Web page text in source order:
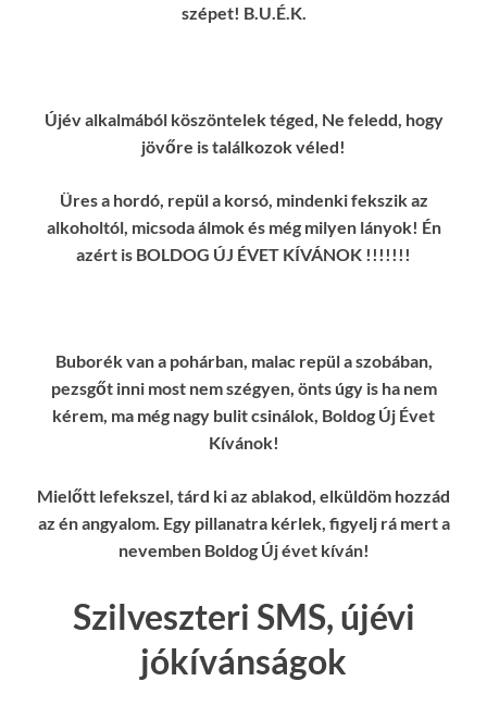
szépet! B.U.É.K.
Újév alkalmából köszöntelek téged, Ne feledd, hogy
jövőre is találkozok véled!
Üres a hordó, repül a korsó, mindenki fekszik az
alkoholtól, micsoda álmok és még milyen lányok! Én
azért is BOLDOG ÚJ ÉVET KÍVÁNOK !!!!!!!
Buborék van a pohárban, malac repül a szobában,
pezsgőt inni most nem szégyen, önts úgy is ha nem
kérem, ma még nagy bulit csinálok, Boldog Új Évet
Kívánok!
Mielőtt lefekszel, tárd ki az ablakod, elküldöm hozzád
az én angyalom. Egy pillanatra kérlek, figyelj rá mert a
nevemben Boldog Új évet kíván!
Szilveszteri SMS, újévi
jókívánságok